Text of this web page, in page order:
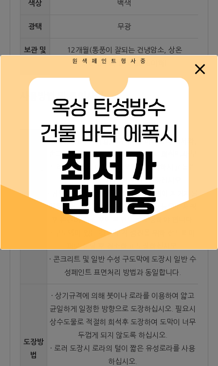
색상 백색
광택 무광
보관 및
12개월(통풍이 잘되는 건냉암소, 상온
5℃~30℃, 습도 80%이하)
사용방법 및 특이사항
표면처
· 먼지, 유분, 크레용, 색연필 등 아이들의 낙서와,
손때자국으로 인한 오염시, 중성세제 희석액과 부
드러운 헝겊을 이용하여 오염을 제거하시고 들뜬
구도막은 반드시 제거 후 도장 하십시오.
· 곰팡이가 발생한 부위는 락스나 곰팡이 제거제를
이용하여 곰팡이를 제거한 후 물걸레 등으로 세척
후 완전히 건조 후에 페인트를 도장해야 합니다.
· 구도막이 있는 경우 부착 증진을 위해 샌드페이
퍼로 샌딩 후 청소하고 도장하십시오.
· 콘크리트 및 일반 수성 구도막에 도장시 일반 수
성페인트 표면처리 방법과 동일합니다.
도장방
법
· 상기규격에 의해 붓이나 로라를 이용하여 얇고
균일하게 일정한 방향으로 도장하십시오. 필요시
상수도물로 적절히 희석후 도장하여 도막이 너무
두껍게 되지 않도록 하십시오.
· 로러 도장시 로라의 털이 짧은 유성로라를 사용
하십시오.